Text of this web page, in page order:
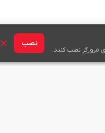
مرورگر نصب کنید.
نصب